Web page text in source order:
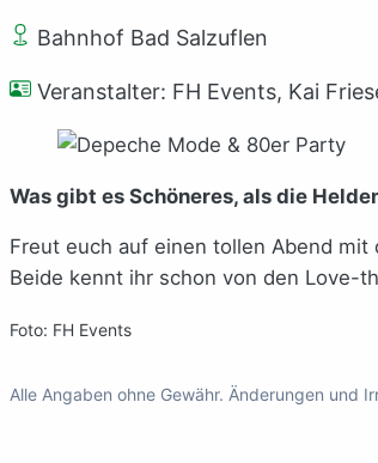
Bahnhof Bad Salzuflen
Veranstalter: FH Events, Kai
Was gibt es Schöneres, als die
Freut euch auf einen tollen Abend
Beide kennt ihr schon von den Love-
Foto: FH Events
Alle Angaben ohne Gewähr. Änderungen und